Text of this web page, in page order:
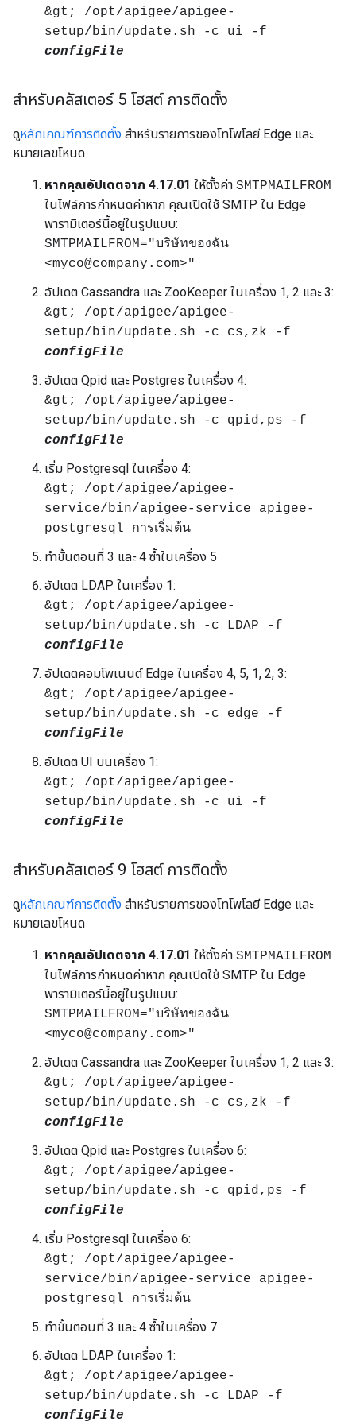
&gt; /opt/apigee/apigee-
setup/bin/update.sh -c ui -f
configFile
สำหรับคลัสเตอร์ 5 โฮสต์ การติดตั้ง
ดูหลักเกณฑ์การติดตั้ง สำหรับรายการของโทโพโลยี Edge และ
หมายเลขโหนด
หากคุณอัปเดตจาก 4.17.01 ให้ตั้งค่า SMTPMAILFROM
ในไฟล์การกำหนดค่าหาก คุณเปิดใช้ SMTP ใน Edge
พารามิเตอร์นี้อยู่ในรูปแบบ:
SMTPMAILFROM="บริษัทของฉัน
<myco@company.com>"
อัปเดต Cassandra และ ZooKeeper ในเครื่อง 1, 2 และ 3:
&gt; /opt/apigee/apigee-
setup/bin/update.sh -c cs,zk -f
configFile
อัปเดต Qpid และ Postgres ในเครื่อง 4:
&gt; /opt/apigee/apigee-
setup/bin/update.sh -c qpid,ps -f
configFile
เริ่ม Postgresql ในเครื่อง 4:
&gt; /opt/apigee/apigee-
service/bin/apigee-service apigee-
postgresql การเริ่มต้น
ทำขั้นตอนที่ 3 และ 4 ซ้ำในเครื่อง 5
อัปเดต LDAP ในเครื่อง 1:
&gt; /opt/apigee/apigee-
setup/bin/update.sh -c LDAP -f
configFile
อัปเดตคอมโพเนนต์ Edge ในเครื่อง 4, 5, 1, 2, 3:
&gt; /opt/apigee/apigee-
setup/bin/update.sh -c edge -f
configFile
อัปเดต UI บนเครื่อง 1:
&gt; /opt/apigee/apigee-
setup/bin/update.sh -c ui -f
configFile
สำหรับคลัสเตอร์ 9 โฮสต์ การติดตั้ง
ดูหลักเกณฑ์การติดตั้ง สำหรับรายการของโทโพโลยี Edge และ
หมายเลขโหนด
หากคุณอัปเดตจาก 4.17.01 ให้ตั้งค่า SMTPMAILFROM
ในไฟล์การกำหนดค่าหาก คุณเปิดใช้ SMTP ใน Edge
พารามิเตอร์นี้อยู่ในรูปแบบ:
SMTPMAILFROM="บริษัทของฉัน
<myco@company.com>"
อัปเดต Cassandra และ ZooKeeper ในเครื่อง 1, 2 และ 3:
&gt; /opt/apigee/apigee-
setup/bin/update.sh -c cs,zk -f
configFile
อัปเดต Qpid และ Postgres ในเครื่อง 6:
&gt; /opt/apigee/apigee-
setup/bin/update.sh -c qpid,ps -f
configFile
เริ่ม Postgresql ในเครื่อง 6:
&gt; /opt/apigee/apigee-
service/bin/apigee-service apigee-
postgresql การเริ่มต้น
ทำขั้นตอนที่ 3 และ 4 ซ้ำในเครื่อง 7
อัปเดต LDAP ในเครื่อง 1:
&gt; /opt/apigee/apigee-
setup/bin/update.sh -c LDAP -f
configFile